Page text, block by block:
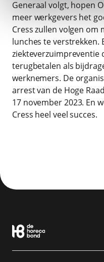
Generaal volgt, hopen
meer werkgevers het
Cress zullen volgen om
lunches te verstrekken.
ziekteverzuimpreventie
terugbetalen als
werknemers. De
arrest van de Hoge
17 november 2023. En
Cress heel veel succes.